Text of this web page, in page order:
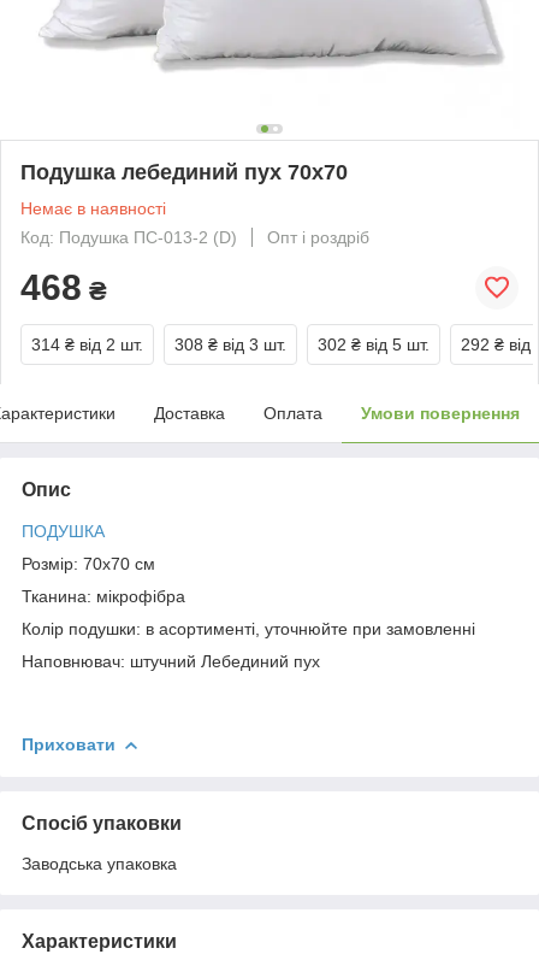
Подушка лебединий пух 70х70
Немає в наявності
Код: Подушка ПС-013-2 (D)
Опт і роздріб
468 ₴
314 ₴ від 2 шт. 308 ₴ від 3 шт. 302 ₴ від 5 шт. 292 ₴ від
Доставка Оплата Умови повернення
Опис
ПОДУШКА
Розмір: 70х70 см
Тканина: мікрофібра
Колір подушки: в асортименті, уточнюйте при замовленні
Наповнювач: штучний Лебединий пух
Приховати
Спосіб упаковки
Заводська упаковка
Характеристики